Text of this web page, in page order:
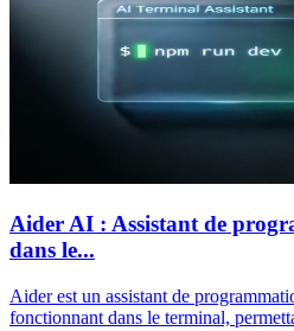
Aider AI : Assistant de
dans le...
Aider est un assistant de
fonctionnant dans le terminal,